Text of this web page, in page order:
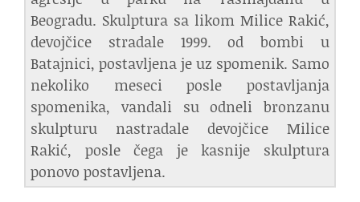
Beogradu. Skulptura sa likom Milice Rakić,
devojčice stradale 1999. od bombi u
Batajnici, postavljena je uz spomenik. Samo
nekoliko meseci posle postavljanja
spomenika, vandali su odneli bronzanu
skulpturu nastradale devojčice Milice
Rakić, posle čega je kasnije skulptura
ponovo postavljena.